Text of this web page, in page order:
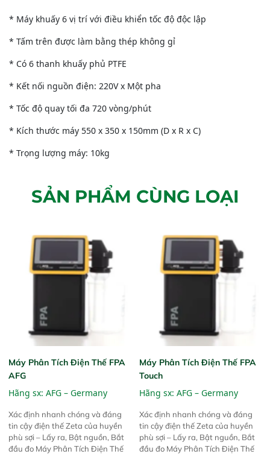
* Máy khuấy 6 vị trí với điều khiển tốc độ độc lập
* Tấm trên được làm bằng thép không gỉ
* Có 6 thanh khuấy phủ PTFE
* Kết nối nguồn điện: 220V x Một pha
* Tốc độ quay tối đa 720 vòng/phút
* Kích thước máy 550 x 350 x 150mm (D x R x C)
* Trọng lượng máy: 10kg
SẢN PHẨM CÙNG LOẠI
Máy Phân Tích Điện Thế FPA
AFG
Hãng sx: AFG – Germany
Xác định nhanh chóng và đáng
tin cậy điện thế Zeta của huyền
phù sợi – Lấy ra, Bật nguồn, Bắt
đầu đo Máy Phân Tích Điện Thế
Máy Phân Tích Điện Thế FPA
Touch
Hãng sx: AFG – Germany
Xác định nhanh chóng và đáng
tin cậy điện thế Zeta của huyền
phù sợi – Lấy ra, Bật nguồn, Bắt
đầu đo Máy Phân Tích Điện Thế